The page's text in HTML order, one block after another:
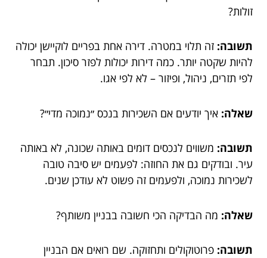
זולות?
תשובה: זה תלוי במטרה. דירה אחת בפריים לוקיישן יכולה
להיות שקטה יותר. כמה דירות יכולות לפזר סיכון. תבחר
לפי תזרים, ניהול, ופיזור – לא לפי אגו.
שאלה: איך יודעים אם השכירות בנכס ״נמוכה מדי״?
תשובה: משווים לנכסים דומים באותה שכונה, לא באותה
עיר. ובודקים גם את החוזה: לפעמים יש סיבה טובה
לשכירות נמוכה, ולפעמים זה פשוט לא עודכן שנים.
שאלה: מה הבדיקה הכי חשובה בבניין משותף?
תשובה: פרוטוקולים ותחזוקה. שם רואים אם הבניין